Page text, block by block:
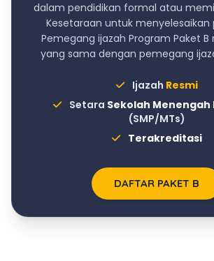
dalam pendidikan formal atau
Kesetaraan untuk menyelesaikan
Pemegang ijazah Program Paket B
yang sama dengan pemegang
Ijazah Resmi
Setara Sekolah
(SMP/MTs)
Terakreditasi
DAFTAR PAKET B